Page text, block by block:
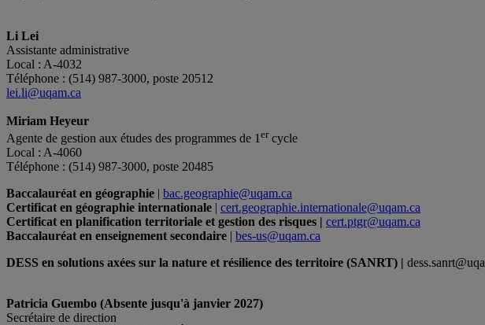
Li Lei
Assistante administrative
Local : A-4032
Téléphone : (514) 987-3000, poste 20512
lei.li@uqam.ca
Miriam Heyeur
Agente de gestion aux études des programmes de 1 ercycle
Local : A-4060
Téléphone : (514) 987-3000, poste 20485
Baccalauréat en géographie | bac.geographie@uqam.ca
Certificat en géographie internationale | cert.geographie.internationale@uqam.ca
Certificat en planification territoriale et gestion des risques | cert.ptgr@uqam.ca
Baccalauréat en enseignement secondaire | bes-us@uqam.ca
DESS en solutions axées sur la nature et résilience des territoire (SANRT) |
Patricia Guembo (Absente jusqu'à janvier 2027)
Secrétaire de direction